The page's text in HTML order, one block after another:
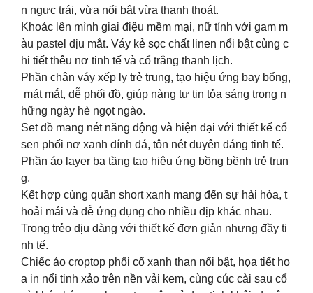
n ngực trái, vừa nổi bật vừa thanh thoát.
Khoác lên mình giai điệu mềm mại, nữ tính với gam m
àu pastel dịu mắt. Váy kẻ sọc chất linen nổi bật cùng c
hi tiết thêu nơ tinh tế và cổ trắng thanh lịch.
Phần chân váy xếp ly trẻ trung, tạo hiệu ứng bay bổng,
mát mắt, dễ phối đồ, giúp nàng tự tin tỏa sáng trong n
hững ngày hè ngọt ngào.
Set đồ mang nét năng động và hiện đại với thiết kế cổ
sen phối nơ xanh đính đá, tôn nét duyên dáng tinh tế.
Phần áo layer ba tầng tạo hiệu ứng bồng bềnh trẻ trun
g.
Kết hợp cùng quần short xanh mang đến sự hài hòa, t
hoải mái và dễ ứng dụng cho nhiều dịp khác nhau.
Trong trẻo dịu dàng với thiết kế đơn giản nhưng đầy ti
nh tế.
Chiếc áo croptop phối cổ xanh than nổi bật, họa tiết ho
a in nổi tinh xảo trên nền vải kem, cùng cúc cài sau cổ